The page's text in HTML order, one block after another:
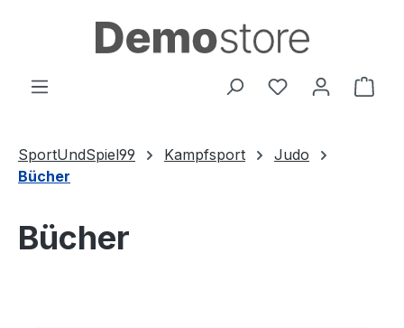
Zum Hauptinhalt springen
Du hast 0
SportUndSpiel99 Kampfsport
Judo
Bücher
Bücher